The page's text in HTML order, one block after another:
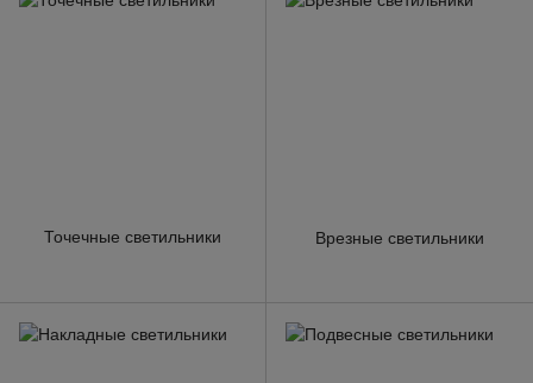
Точечные светильники Врезные светильники